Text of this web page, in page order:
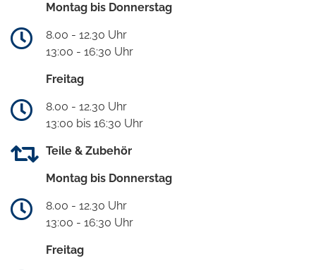
Montag bis Donnerstag
8.00 - 12.30 Uhr
13:00 - 16:30 Uhr
Freitag
8.00 - 12.30 Uhr
13:00 bis 16:30 Uhr
Teile & Zubehör
Montag bis Donnerstag
8.00 - 12.30 Uhr
13:00 - 16:30 Uhr
Freitag